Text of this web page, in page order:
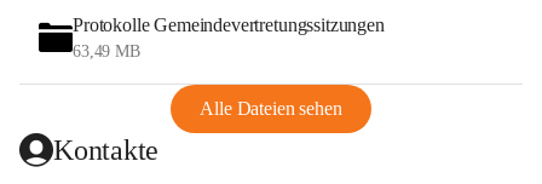
Protokolle Gemeindevertretungssitzungen
63,49 MB
Alle Dateien sehen
Kontakte